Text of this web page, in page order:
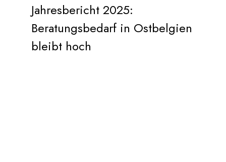
Jahresbericht 2025:
Beratungsbedarf in Ostbelgien
bleibt hoch